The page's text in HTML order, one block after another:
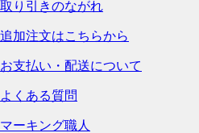
取り引きのながれ
追加注文はこちらから
お支払い・配送について
よくある質問
マーキング職人